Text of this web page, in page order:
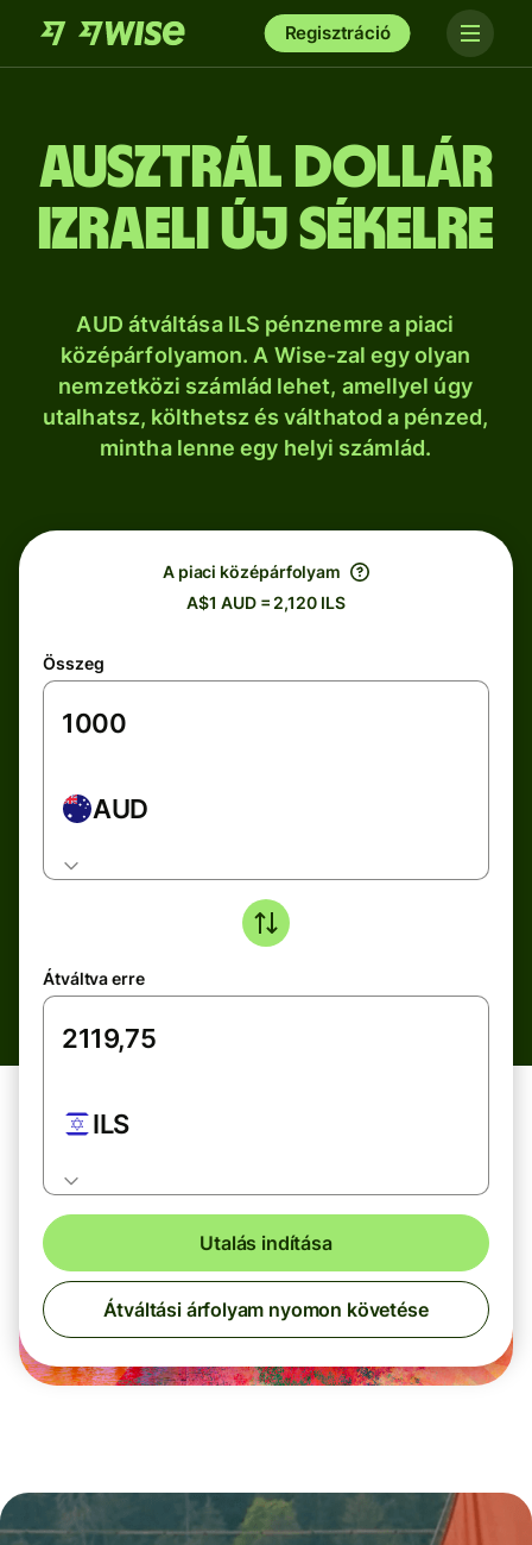
Regisztráció
ausztrál dollár
izraeli új sékelre
AUD átváltása ILS pénznemre a piaci
középárfolyamon. A Wise-zal egy olyan
nemzetközi számlád lehet, amellyel úgy
utalhatsz, költhetsz és válthatod a pénzed,
mintha lenne egy helyi számlád.
A piaci középárfolyam
A$1 AUD = 2,120 ILS
Összeg
AUD
Átváltva erre
ILS
Utalás indítása
Átváltási árfolyam nyomon követése